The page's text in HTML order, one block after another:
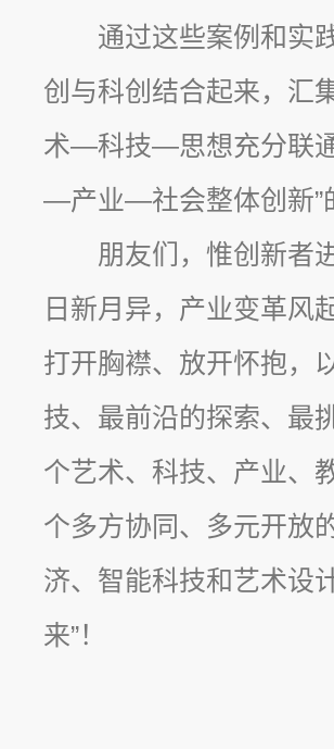
通过这些案例和实
创与科创结合起来，汇
术—科技—思想充分联
—产业—社会整体创新”
朋友们，惟创新者
日新月异，产业变革风
打开胸襟、放开怀抱，
技、最前沿的探索、最
个艺术、科技、产业、
个多方协同、多元开放
济、智能科技和艺术设
来”！